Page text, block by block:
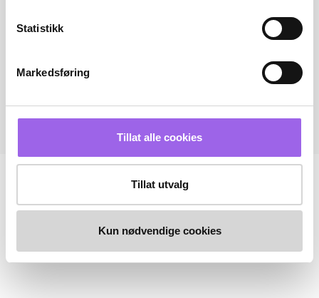
Statistikk
Markedsføring
Tillat alle cookies
Tillat utvalg
Kun nødvendige cookies